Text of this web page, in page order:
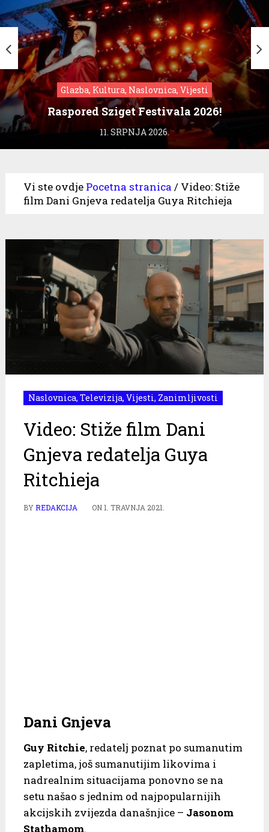
Glazba, Kultura, Naslovnica, Vijesti
Raspored Sziget Festivala 2026!
11. SRPNJA 2026.
Vi ste ovdje Pocetna stranica / Video: Stiže
film Dani Gnjeva redatelja Guya Ritchieja
Naslovnica, Televizija, Vijesti, Zanimljivosti
Video: Stiže film Dani
Gnjeva redatelja Guya
Ritchieja
BYREDAKCIJA ON1. TRAVNJA 2021.
Dani Gnjeva
Guy Ritchie, redatelj poznat po sumanutim
zapletima, još sumanutijim likovima i
nadrealnim situacijama ponovno se na
setu našao s jednim od najpopularnijih
akcijskih zvijezda današnjice – Jasonom
Stathamom.